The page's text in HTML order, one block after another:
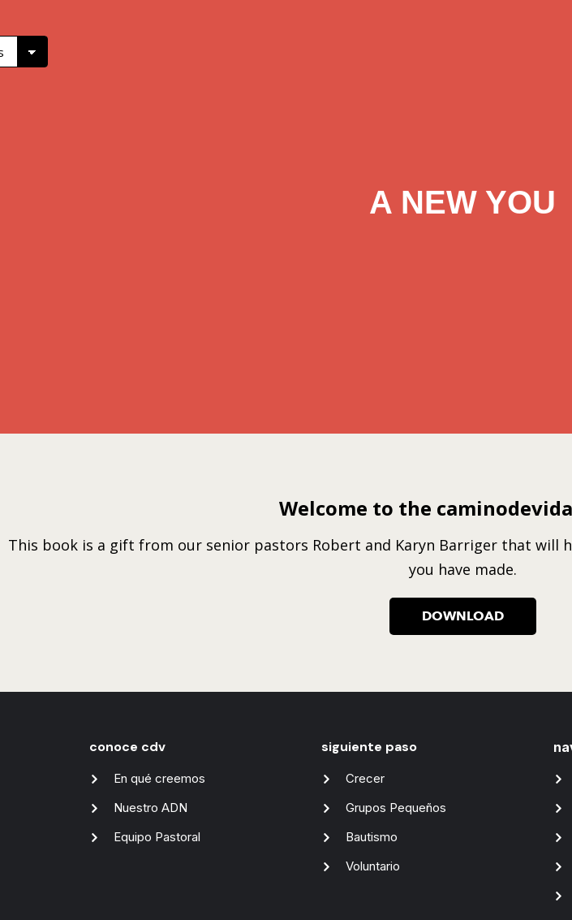
A NEW YOU
Welcome to the
This book is a gift from our senior pastors Robert and Karyn Barriger that will
you have made.
DOWNLOAD
conoce cdv
En qué creemos
Nuestro ADN
Equipo Pastoral
siguiente paso
Crecer
Grupos Pequeños
Bautismo
Voluntario